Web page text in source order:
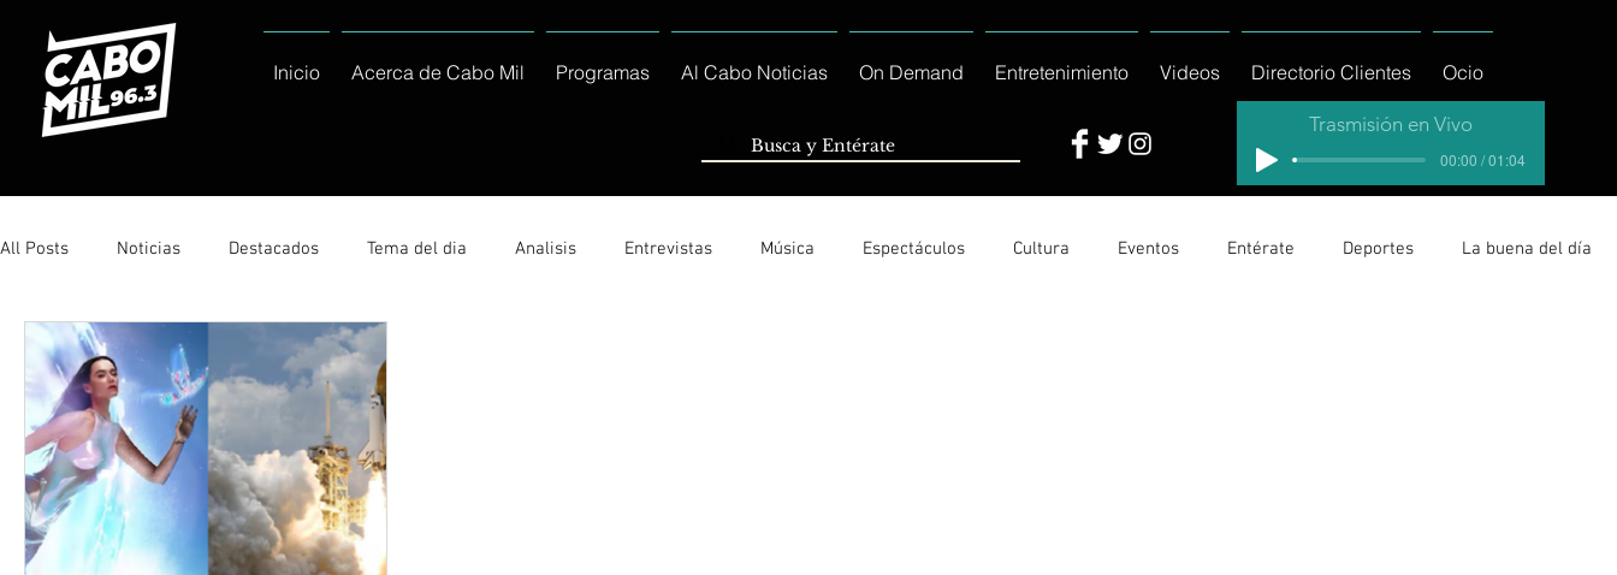
Inicio Acerca de Cabo Mil Programas Al Cabo Noticias On Demand Entretenimiento Videos Directorio Clientes Ocio
Trasmisión en Vivo
00:00 / 01:04
All Posts Noticias Destacados Tema del dia Analisis Entrevistas Música Espectáculos Cultura Eventos Entérate Deportes La buena del día
Sólo Tránsito Local Reportajes Especiales Al Cabo Notic
Servicio Social